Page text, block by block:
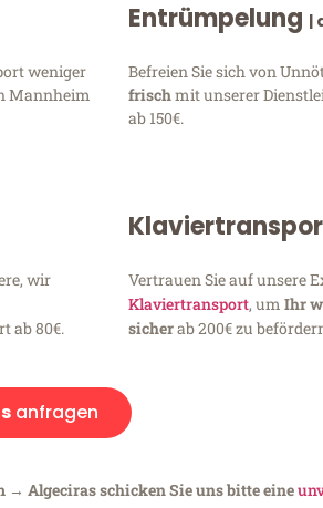
weniger
Mannheim
Entrümpelung |
Befreien Sie sich von
frischmit unserer
ab 150€.
wir
ab 80€.
Vertrauen Sie auf unsere
Klaviertransport, um Ihr
sicherab 200€ zu
anfragen
→ Algeciras schicken Sie uns bitte eine